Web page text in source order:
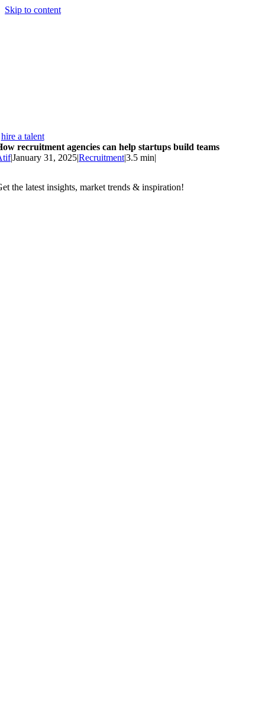
Skip to content
hire a talent
recruitment agencies can help startups build teams
|January 31, 2025|Recruitment|3.5 min|
the latest insights, market trends & inspiration!